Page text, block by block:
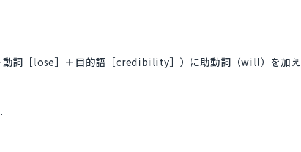
動詞［lose］＋目的語［credibility］）に助動詞（will）を加え